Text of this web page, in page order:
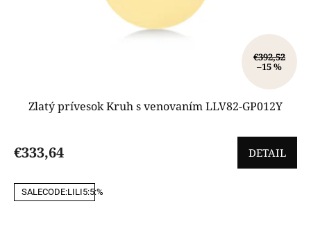
€392,52
–15 %
Zlatý prívesok Kruh s venovaním LLV82-GP012Y
€333,64 DETAIL
SALECODE:LILI5:5:%